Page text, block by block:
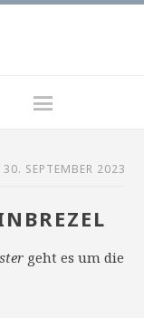
30. SEPTEMBER 2023
geht es um die